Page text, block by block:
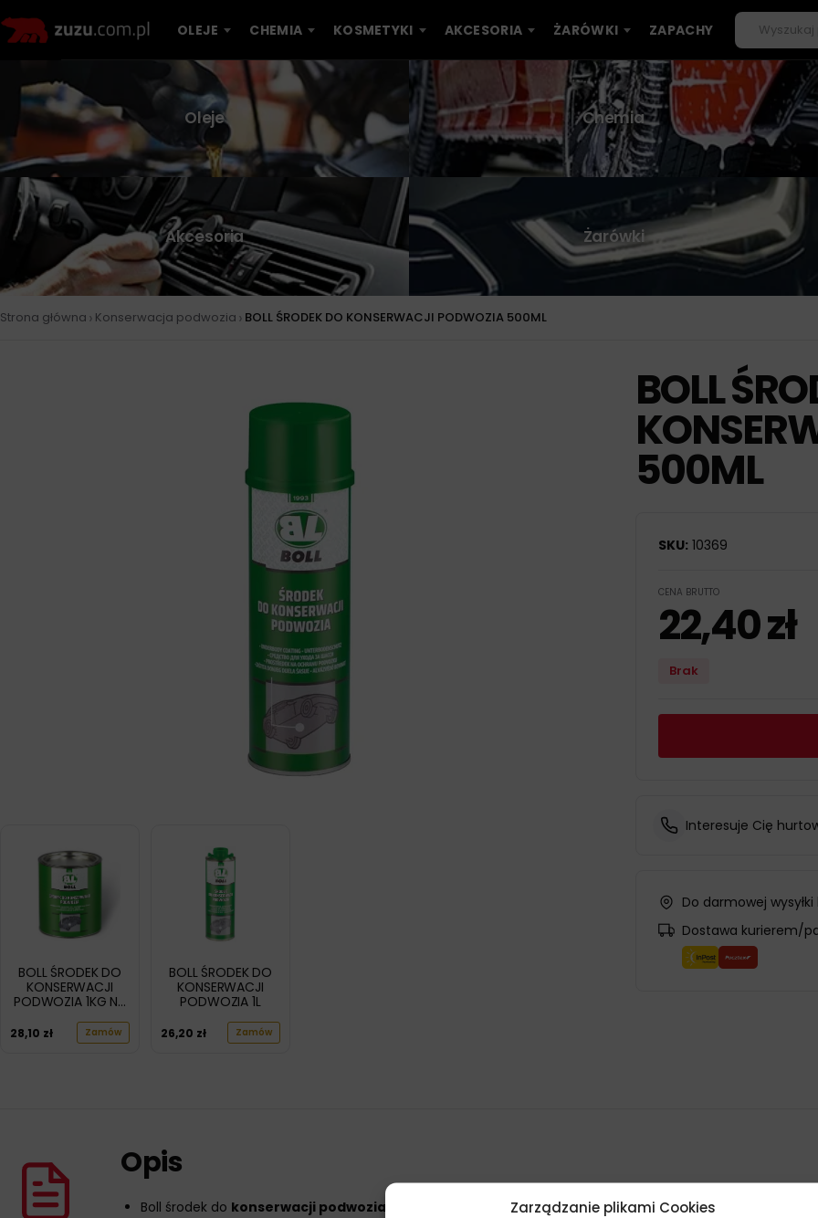
Zarządzanie plikami Cookies
OLEJE CHEMIA KOSMETYKI AKCESORIA ŻARÓWKI ZAPACHY
Oleje Chemia
Akcesoria Żarówki
Strona główna › Konserwacja podwozia › BOLL ŚRODEK DO KONSERWACJI PODWOZIA 500ML
BOLL ŚRODEK DO
KONSERWACJI
PODWOZIA 1KG NA
28,10 zł Zamów
BOLL ŚRODEK DO
KONSERWACJI
PODWOZIA 1L
26,20 zł Zamów
BOLL
500ML
SKU: 10369
CENA BRUTTO
22,40zł
Brak
Interesuje Cię
Do darmowej
Dostawa kurierem/
Opis
Boll środek do konserwacji podwozia 500ml środek do konserwacji podwozia na bazie bitumiczno-